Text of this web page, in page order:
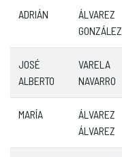
ADRIÁN
ÁLVAREZ
GONZÁLEZ
JOSÉ
ALBERTO
VARELA
NAVARRO
MARÍA
ÁLVAREZ
ÁLVAREZ